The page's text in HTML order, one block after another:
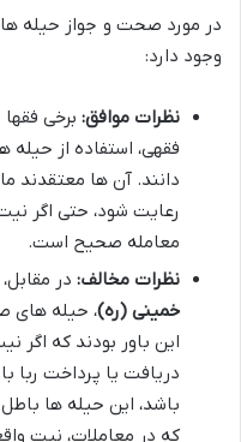
در مورد صحت و جواز حیله
وجود دارد:
نظرات موافق: برخی
فقهی، استفاده از حیله
دانند. آن ها معتقدند
رعایت شود، حتی اگر
معامله صحیح است.
نظرات مخالف: در
خمینی (ره)، حیله های
این باور بودند که اگر
دریافت یا پرداخت ربا
باشد، این حیله ها
که در معاملات، نیت